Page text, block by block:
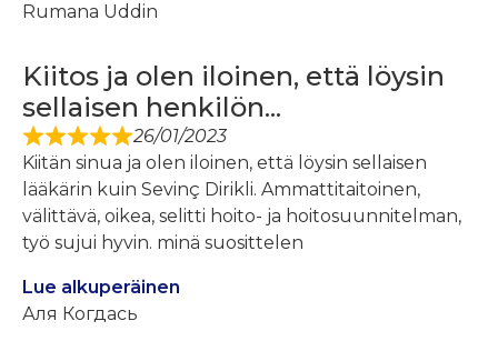
Rumana Uddin
Kiitos ja olen iloinen, että löysin
sellaisen henkilön...
26/01/2023
Kiitän sinua ja olen iloinen, että löysin sellaisen
lääkärin kuin Sevinç Dirikli. Ammattitaitoinen,
välittävä, oikea, selitti hoito- ja hoitosuunnitelman,
työ sujui hyvin. minä suosittelen
Lue alkuperäinen
Аля Когдась